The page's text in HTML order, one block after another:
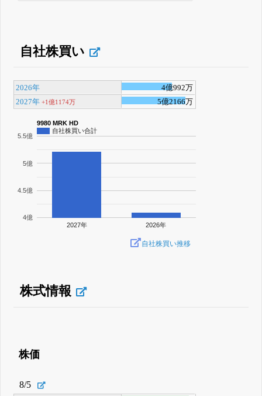
自社株買い
2026年
4億992万
2027年 +1億1174万 5億2166万
9980 MRK HD
自社株買い合計
2027年 2026年
4億
4.5億
5億
5.5億
自社株買い推移
株式情報
株価
8/5